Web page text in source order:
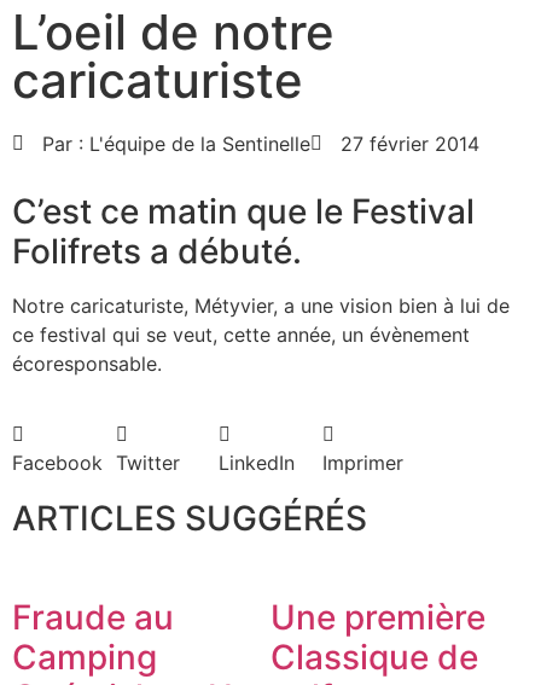
L’oeil de notre
caricaturiste
Par : L'équipe de la Sentinelle 27 février 2014
C’est ce matin que le Festival
Folifrets a débuté.
Notre caricaturiste, Métyvier, a une vision bien à lui de
ce festival qui se veut, cette année, un évènement
écoresponsable.
Facebook Twitter LinkedIn Imprimer
ARTICLES SUGGÉRÉS
Fraude au
Camping
Une première
Classique de